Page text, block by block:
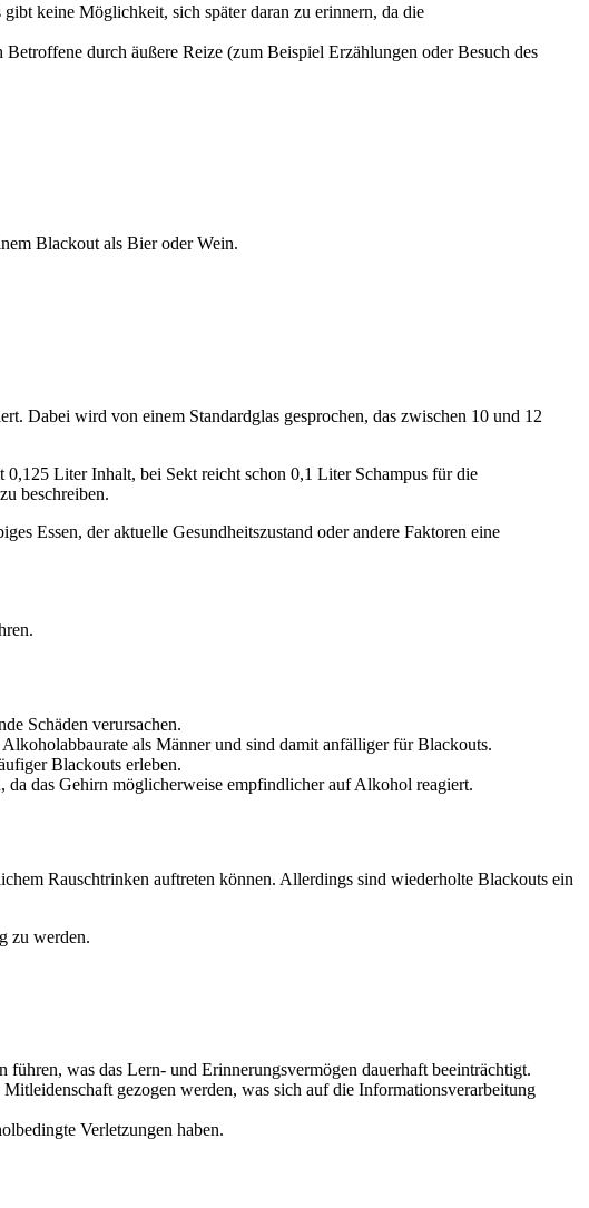
keine Möglichkeit, sich später daran zu erinnern, da die
durch äußere Reize (zum Beispiel Erzählungen oder Besuch des
Blackout als Bier oder Wein.
Dabei wird von einem Standardglas gesprochen, das zwischen 10 und 12
Liter Inhalt, bei Sekt reicht schon 0,1 Liter Schampus für die
beschreiben.
Essen, der aktuelle Gesundheitszustand oder andere Faktoren eine
Schäden verursachen.
als Männer und sind damit anfälliger für Blackouts.
Blackouts erleben.
da das Gehirn möglicherweise empfindlicher auf Alkohol reagiert.
Rauschtrinken auftreten können. Allerdings sind wiederholte Blackouts ein
zu werden.
was das Lern- und Erinnerungsvermögen dauerhaft beeinträchtigt.
gezogen werden, was sich auf die Informationsverarbeitung
Verletzungen haben.